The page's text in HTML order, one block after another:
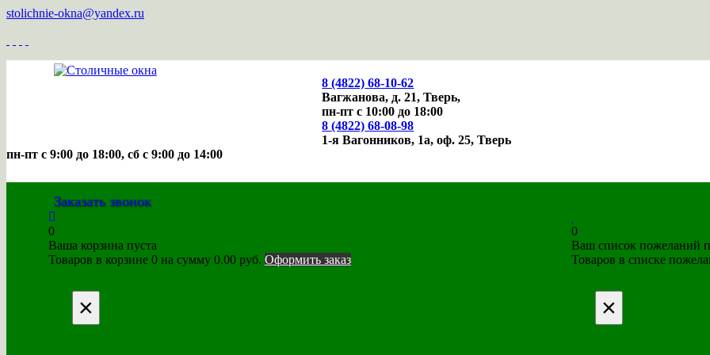
stolichnie-okna@yandex.ru
8 (4822) 68-10-62
Вагжанова, д. 21,Тверь,
пн-пт с 10:00 до 18:00
8 (4822) 68-08-98
1-я Вагонников, 1а, оф. 25, Тверь
пн-пт с 9:00 до 18:00, cб с 9:00 до 14:00
Заказать звонок
0
Ваша корзина пуста
Товаров в корзине 0 на сумму 0.00 руб. Оформить заказ
×
0
Ваш список пожеланий
Товаров в списке
×